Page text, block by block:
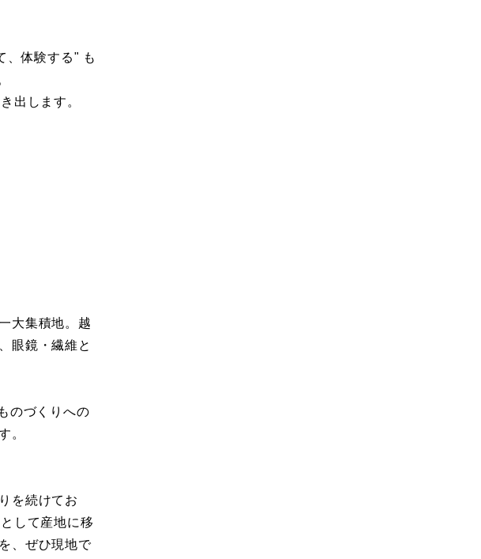
、体験する" も
出します。
大集積地。越
眼鏡・繊維と
のづくりへの
。
を続けてお
して産地に移
、ぜひ現地で